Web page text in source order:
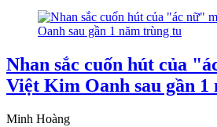
Nhan sắc cuốn hút của
Việt Kim Oanh sau gần
Minh Hoàng